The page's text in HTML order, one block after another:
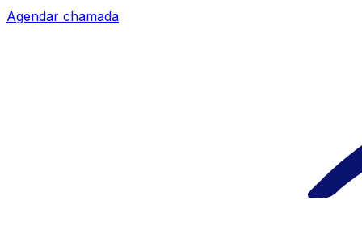
Agendar chamada